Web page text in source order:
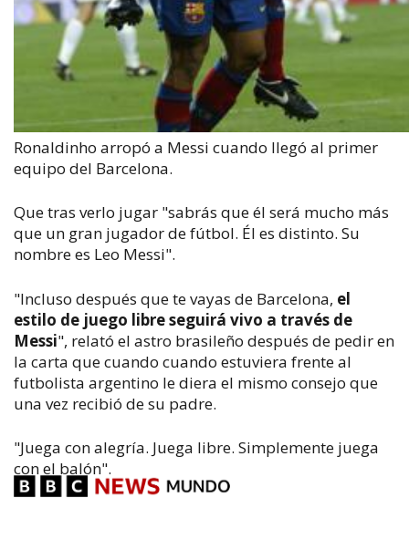
Ronaldinho arropó a Messi cuando llegó al primer
equipo del Barcelona.
Que tras verlo jugar "sabrás que él será mucho más
que un gran jugador de fútbol. Él es distinto. Su
nombre es Leo Messi".
"Incluso después que te vayas de Barcelona, el
estilo de juego libre seguirá vivo a través de
Messi", relató el astro brasileño después de pedir en
la carta que cuando cuando estuviera frente al
futbolista argentino le diera el mismo consejo que
una vez recibió de su padre.
"Juega con alegría. Juega libre. Simplemente juega
con el balón".